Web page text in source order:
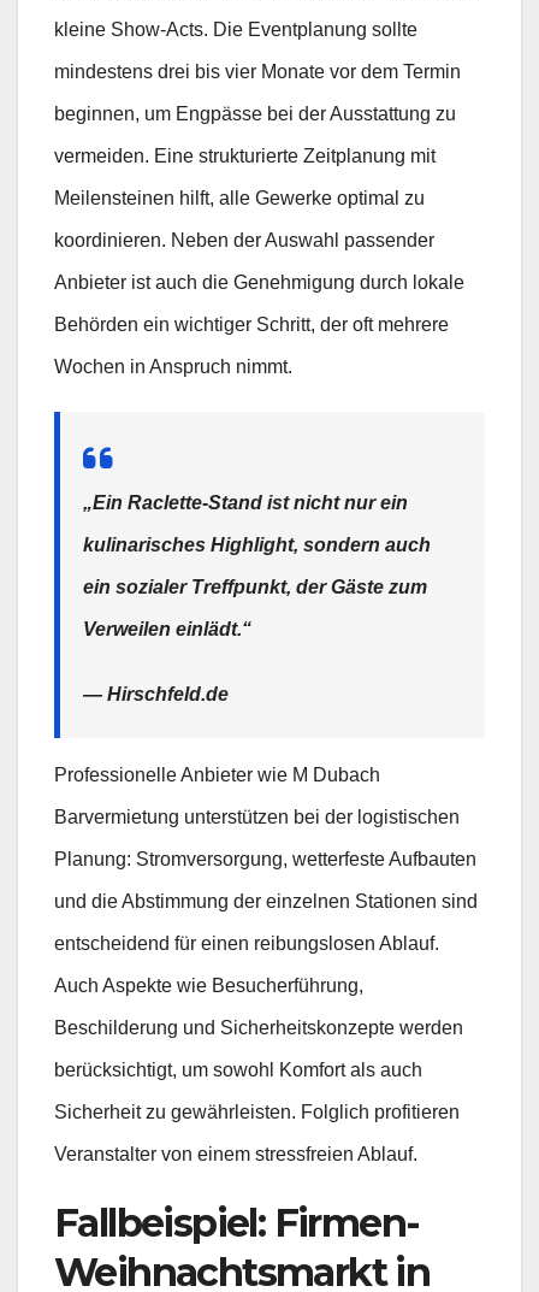
kleine Show-Acts. Die Eventplanung sollte
mindestens drei bis vier Monate vor dem Termin
beginnen, um Engpässe bei der Ausstattung zu
vermeiden. Eine strukturierte Zeitplanung mit
Meilensteinen hilft, alle Gewerke optimal zu
koordinieren. Neben der Auswahl passender
Anbieter ist auch die Genehmigung durch lokale
Behörden ein wichtiger Schritt, der oft mehrere
Wochen in Anspruch nimmt.
„Ein Raclette-Stand ist nicht nur ein
kulinarisches Highlight, sondern auch
ein sozialer Treffpunkt, der Gäste zum
Verweilen einlädt.“
— Hirschfeld.de
Professionelle Anbieter wie M Dubach
Barvermietung unterstützen bei der logistischen
Planung: Stromversorgung, wetterfeste Aufbauten
und die Abstimmung der einzelnen Stationen sind
entscheidend für einen reibungslosen Ablauf.
Auch Aspekte wie Besucherführung,
Beschilderung und Sicherheitskonzepte werden
berücksichtigt, um sowohl Komfort als auch
Sicherheit zu gewährleisten. Folglich profitieren
Veranstalter von einem stressfreien Ablauf.
Fallbeispiel: Firmen-
Weihnachtsmarkt in